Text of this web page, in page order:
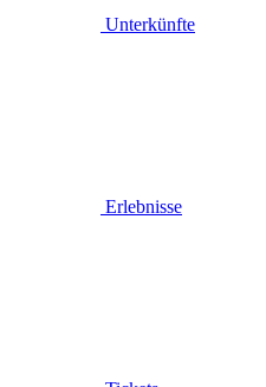
Unterkünfte
Erlebnisse